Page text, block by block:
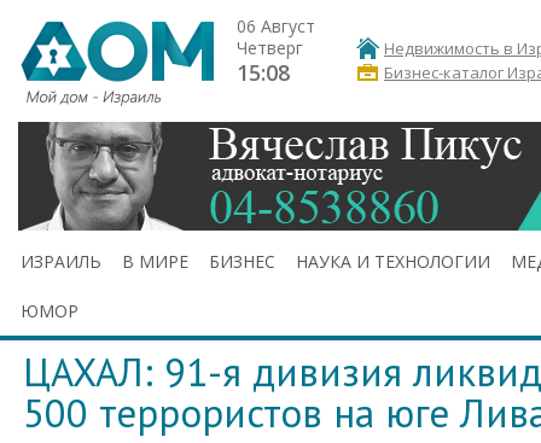
06 Август
Четверг
15:08
Недвижимость в
Бизнес-каталог
ИЗРАИЛЬ В МИРЕ БИЗНЕС НАУКА И ТЕХНОЛОГИИ
ЮМОР
ЦАХАЛ: 91-я дивизия
500 террористов на юге